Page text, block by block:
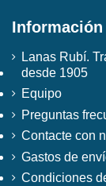
Información
Lanas Rubí.
desde 1905
Equipo
Preguntas
Contacte con
Gastos de
Condiciones